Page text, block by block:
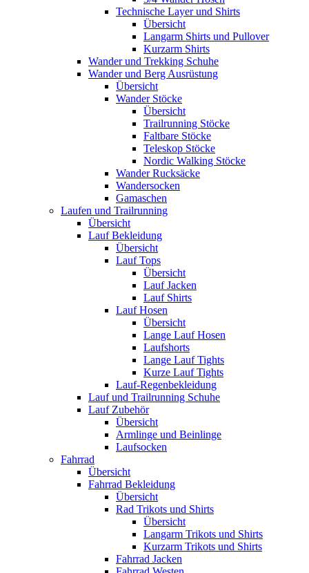
Technische Layer und Shirts
Übersicht
Langarm Shirts und Pullover
Kurzarm Shirts
Wander und Trekking Schuhe
Wander und Berg Ausrüstung
Übersicht
Wander Stöcke
Übersicht
Trailrunning Stöcke
Faltbare Stöcke
Teleskop Stöcke
Nordic Walking Stöcke
Wander Rucksäcke
Wandersocken
Gamaschen
Laufen und Trailrunning
Übersicht
Lauf Bekleidung
Übersicht
Lauf Tops
Übersicht
Lauf Jacken
Lauf Shirts
Lauf Hosen
Übersicht
Lange Lauf Hosen
Laufshorts
Lange Lauf Tights
Kurze Lauf Tights
Lauf-Regenbekleidung
Lauf und Trailrunning Schuhe
Lauf Zubehör
Übersicht
Armlinge und Beinlinge
Laufsocken
Fahrrad
Übersicht
Fahrrad Bekleidung
Übersicht
Rad Trikots und Shirts
Übersicht
Langarm Trikots und Shirts
Kurzarm Trikots und Shirts
Fahrrad Jacken